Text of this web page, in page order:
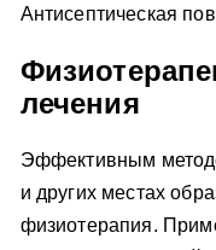
Антисептическая
лечения
Эффективным
и других местах
физиотерапия.